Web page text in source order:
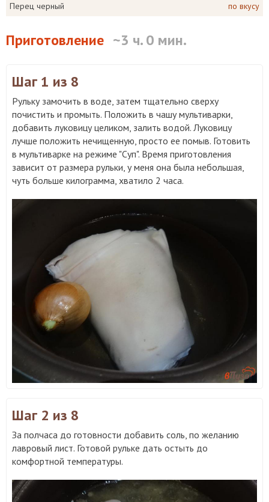
Перец черный
по вкусу
Приготовление ~3 ч. 0 мин.
Шаг 1 из 8
Рульку замочить в воде, затем тщательно сверху
почистить и промыть. Положить в чашу мультиварки,
добавить луковицу целиком, залить водой. Луковицу
лучше положить нечищенную, просто ее помыв. Готовить
в мультиварке на режиме "Суп". Время приготовления
зависит от размера рульки, у меня она была небольшая,
чуть больше килограмма, хватило 2 часа.
Шаг 2 из 8
За полчаса до готовности добавить соль, по желанию
лавровый лист. Готовой рульке дать остыть до
комфортной температуры.